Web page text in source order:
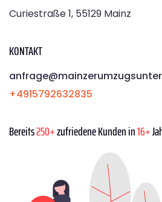
Curiestraße 1, 55129 Mainz
KONTAKT
+4915792632835
Bereits250+zufriedene Kunden in16+